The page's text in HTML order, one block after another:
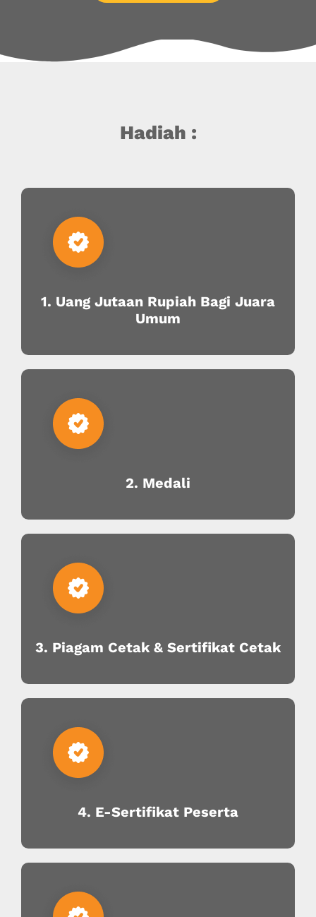
Hadiah :
1. Uang Jutaan Rupiah Bagi Juara
Umum
2. Medali
3. Piagam Cetak & Sertifikat Cetak
4. E-Sertifikat Peserta